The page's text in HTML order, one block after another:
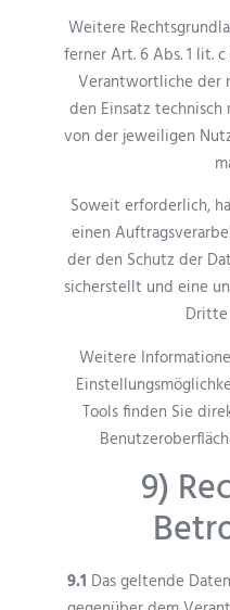
Weitere
ferner Art. 6 Abs. 1 lit.
Verantwortliche der
den Einsatz
von der jeweiligen
Soweit erforderlich,
einen
der den Schutz der
sicherstellt und eine
Weitere
Tools finden Sie
9)
9.1 Das geltende